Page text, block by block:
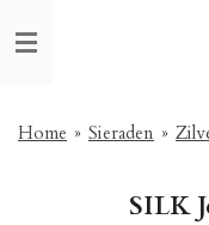
direct
hoofdinhoud
Home » Sieraden »
SILK